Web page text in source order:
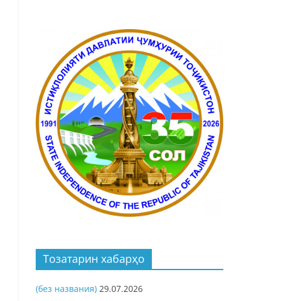
Тозатарин хабарҳо
(без названия) 29.07.2026